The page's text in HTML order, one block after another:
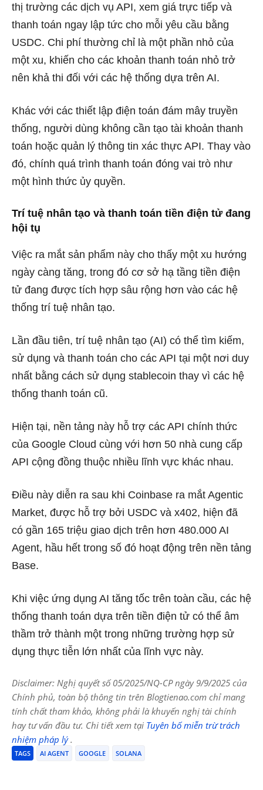
thị trường các dịch vụ API, xem giá trực tiếp và
thanh toán ngay lập tức cho mỗi yêu cầu bằng
USDC. Chi phí thường chỉ là một phần nhỏ của
một xu, khiến cho các khoản thanh toán nhỏ trở
nên khả thi đối với các hệ thống dựa trên AI.
Khác với các thiết lập điện toán đám mây truyền
thống, người dùng không cần tạo tài khoản thanh
toán hoặc quản lý thông tin xác thực API. Thay vào
đó, chính quá trình thanh toán đóng vai trò như
một hình thức ủy quyền.
Trí tuệ nhân tạo và thanh toán tiền điện tử đang
hội tụ
Việc ra mắt sản phẩm này cho thấy một xu hướng
ngày càng tăng, trong đó cơ sở hạ tầng tiền điện
tử đang được tích hợp sâu rộng hơn vào các hệ
thống trí tuệ nhân tạo.
Lần đầu tiên, trí tuệ nhân tạo (AI) có thể tìm kiếm,
sử dụng và thanh toán cho các API tại một nơi duy
nhất bằng cách sử dụng stablecoin thay vì các hệ
thống thanh toán cũ.
Hiện tại, nền tảng này hỗ trợ các API chính thức
của Google Cloud cùng với hơn 50 nhà cung cấp
API cộng đồng thuộc nhiều lĩnh vực khác nhau.
Điều này diễn ra sau khi Coinbase ra mắt Agentic
Market, được hỗ trợ bởi USDC và x402, hiện đã
có gần 165 triệu giao dịch trên hơn 480.000 AI
Agent, hầu hết trong số đó hoạt động trên nền tảng
Base.
Khi việc ứng dụng AI tăng tốc trên toàn cầu, các hệ
thống thanh toán dựa trên tiền điện tử có thể âm
thầm trở thành một trong những trường hợp sử
dụng thực tiễn lớn nhất của lĩnh vực này.
Disclaimer: Nghị quyết số 05/2025/NQ-CP ngày 9/9/2025 của
Chính phủ, toàn bộ thông tin trên Blogtienao.com chỉ mang
tính chất tham khảo, không phải là khuyến nghị tài chính
hay tư vấn đầu tư. Chi tiết xem tại Tuyên bố miễn trừ trách
nhiệm pháp lý.
TAGS AI AGENT GOOGLE SOLANA